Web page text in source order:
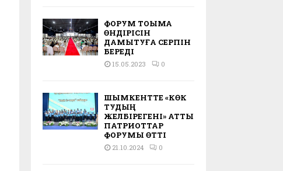
ФОРУМ ТОҚЫМА
ӨНДІРІСІН
ДАМЫТУҒА СЕРПІН
БЕРЕДІ
15.05.2023 0
ШЫМКЕНТТЕ «КӨК
ТУДЫҢ
ЖЕЛБІРЕГЕНІ» АТТЫ
ПАТРИОТТАР
ФОРУМЫ ӨТТІ
21.10.2024 0